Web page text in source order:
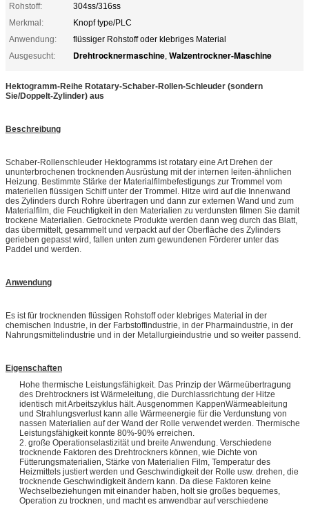
Rohstoff:
304ss/316ss
Merkmal:
Knopf type/PLC
Anwendung:
flüssiger Rohstoff oder klebriges Material
Ausgesucht:
Drehtrocknermaschine, Walzentrockner-Maschine
Hektogramm-Reihe Rotatary-Schaber-Rollen-Schleuder (sondern
Sie/Doppelt-Zylinder) aus
Beschreibung
Schaber-Rollenschleuder Hektogramms ist rotatary eine Art Drehen der
ununterbrochenen trocknenden Ausrüstung mit der internen leiten-ähnlichen
Heizung. Bestimmte Stärke der Materialfilmbefestigungs zur Trommel vom
materiellen flüssigen Schiff unter der Trommel. Hitze wird auf die Innenwand
des Zylinders durch Rohre übertragen und dann zur externen Wand und zum
Materialfilm, die Feuchtigkeit in den Materialien zu verdunsten filmen Sie damit
trockene Materialien. Getrocknete Produkte werden dann weg durch das Blatt,
das übermittelt, gesammelt und verpackt auf der Oberfläche des Zylinders
gerieben gepasst wird, fallen unten zum gewundenen Förderer unter das
Paddel und werden.
Anwendung
Es ist für trocknenden flüssigen Rohstoff oder klebriges Material in der
chemischen Industrie, in der Farbstoffindustrie, in der Pharmaindustrie, in der
Nahrungsmittelindustrie und in der Metallurgieindustrie und so weiter passend.
Eigenschaften
Hohe thermische Leistungsfähigkeit. Das Prinzip der Wärmeübertragung
des Drehtrockners ist Wärmeleitung, die Durchlassrichtung der Hitze
identisch mit Arbeitszyklus hält. Ausgenommen KappenWärmeableitung
und Strahlungsverlust kann alle Wärmeenergie für die Verdunstung von
nassen Materialien auf der Wand der Rolle verwendet werden. Thermische
Leistungsfähigkeit konnte 80%-90% erreichen.
2. große Operationselastizität und breite Anwendung. Verschiedene
trocknende Faktoren des Drehtrockners können, wie Dichte von
Fütterungsmaterialien, Stärke von Materialien Film, Temperatur des
Heizmittels justiert werden und Geschwindigkeit der Rolle usw. drehen, die
trocknende Geschwindigkeit ändern kann. Da diese Faktoren keine
Wechselbeziehungen mit einander haben, holt sie großes bequemes,
Operation zu trocknen, und macht es anwendbar auf verschiedene